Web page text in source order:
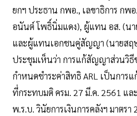
ยกฯ ประธาน กพอ., เลขาธิการ ก
อนันต์ โพธิ์นิ่มแดง), ผู้แทน อส. (นา
และผู้แทนเอกชนคู่สัญญา (นายส
ประชุมเห็นว่า การแก้สัญญาส่วนวิธี
กำหนดชำระค่าสิทธิ ARL เป็นการแ
ที่กระทบมติ ครม. 27 มี.ค. 2561 แล
พ.ร.บ. วินัยการเงินการคลังฯ มาตรา